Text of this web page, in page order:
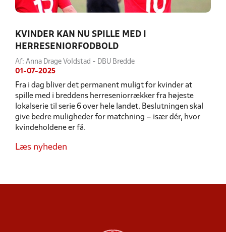
KVINDER KAN NU SPILLE MED I
HERRESENIORFODBOLD
Af: Anna Drage Voldstad - DBU Bredde
01-07-2025
Fra i dag bliver det permanent muligt for kvinder at
spille med i breddens herreseniorrækker fra højeste
lokalserie til serie 6 over hele landet. Beslutningen skal
give bedre muligheder for matchning – især dér, hvor
kvindeholdene er få.
Læs nyheden